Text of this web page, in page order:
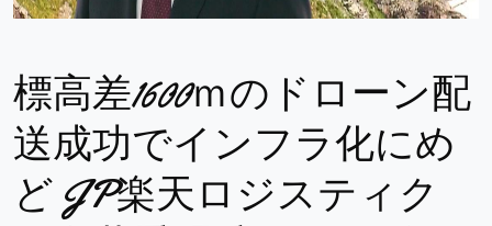
標高差1600ｍのドローン配
送成功でインフラ化にめ
ど JP楽天ロジスティク